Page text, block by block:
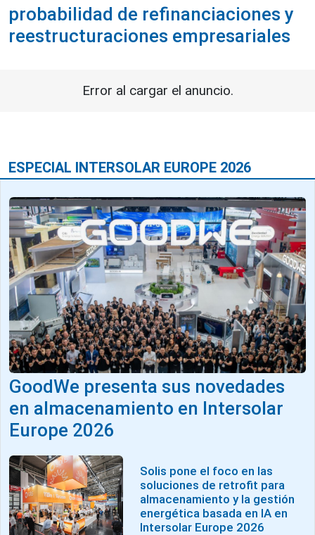
probabilidad de refinanciaciones y
reestructuraciones empresariales
Error al cargar el anuncio.
ESPECIAL INTERSOLAR EUROPE 2026
GoodWe presenta sus novedades
en almacenamiento en Intersolar
Europe 2026
Solis pone el foco en las
soluciones de retrofit para
almacenamiento y la gestión
energética basada en IA en
Intersolar Europe 2026